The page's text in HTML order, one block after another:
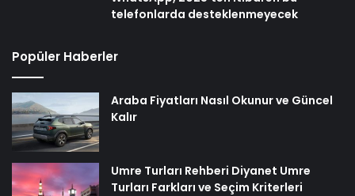
telefonlarda desteklenmeyecek
Popüler Haberler
Araba Fiyatları Nasıl Okunur ve Güncel
Kalır
Umre Turları Rehberi Diyanet Umre
Turları Farkları ve Seçim Kriterleri